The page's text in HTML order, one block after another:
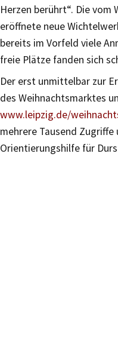
Herzen berührt“. Die vom
eröffnete neue
bereits im Vorfeld viele
freie Plätze fanden sich
Der erst unmittelbar zur
des Weihnachtsmarktes
www.leipzig.de/
mehrere Tausend
Orientierungshilfe für